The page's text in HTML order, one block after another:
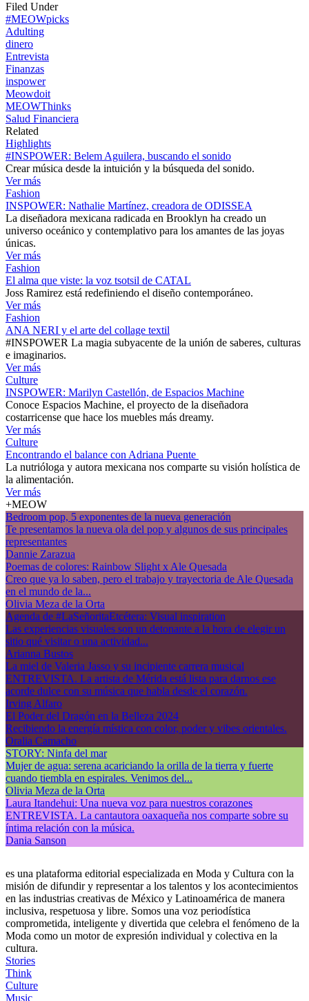
Filed Under
#MEOWpicks
Adulting
dinero
Entrevista
Finanzas
inspower
Meowdoit
MEOWThinks
Salud Financiera
Related
Highlights
#INSPOWER: Belem Aguilera, buscando el sonido
Crear música desde la intuición y la búsqueda del sonido.
Ver más
Fashion
INSPOWER: Nathalie Martínez, creadora de ODISSEA
La diseñadora mexicana radicada en Brooklyn ha creado un
universo oceánico y contemplativo para los amantes de las joyas
únicas.
Ver más
Fashion
El alma que viste: la voz tsotsil de CATAL
Joss Ramirez está redefiniendo el diseño contemporáneo.
Ver más
Fashion
ANA NERI y el arte del collage textil
#INSPOWER La magia subyacente de la unión de saberes, culturas
e imaginarios.
Ver más
Culture
INSPOWER: Marilyn Castellón, de Espacios Machine
Conoce Espacios Machine, el proyecto de la diseñadora
costarricense que hace los muebles más dreamy.
Ver más
Culture
Encontrando el balance con Adriana Puente
La nutrióloga y autora mexicana nos comparte su visión holística de
la alimentación.
Ver más
+MEOW
Bedroom pop, 5 exponentes de la nueva generación
Te presentamos la nueva ola del pop y algunos de sus principales
representantes
Dannie Zarazua
Poemas de colores: Rainbow Slight x Ale Quesada
Creo que ya lo saben, pero el trabajo y trayectoria de Ale Quesada
en el mundo de la...
Olivia Meza de la Orta
Agenda de #LaSeñoritaEtcétera: Visual inspiration
Las experiencias visuales son un detonante a la hora de elegir un
sitio qué visitar o una actividad...
Arianna Bustos
La miel de Valeria Jasso y su incipiente carrera musical
ENTREVISTA. La artista de Mérida está lista para darnos ese
acorde dulce con su música que habla desde el corazón.
Irving Alfaro
El Poder del Dragón en la Belleza 2024
Recibiendo la energía mística con color, poder y vibes orientales.
Oralia Camacho
STORY: Ninfa del mar
Mujer de agua: serena acariciando la orilla de la tierra y fuerte
cuando tiembla en espirales. Venimos del...
Olivia Meza de la Orta
Laura Itandehui: Una nueva voz para nuestros corazones
ENTREVISTA. La cantautora oaxaqueña nos comparte sobre su
íntima relación con la música.
Dania Sanson
es una plataforma editorial especializada en Moda y Cultura con la
misión de difundir y representar a los talentos y los acontecimientos
en las industrias creativas de México y Latinoamérica de manera
inclusiva, respetuosa y libre. Somos una voz periodística
comprometida, inteligente y divertida que celebra el fenómeno de la
Moda como un motor de expresión individual y colectiva en la
cultura.
Stories
Think
Culture
Music